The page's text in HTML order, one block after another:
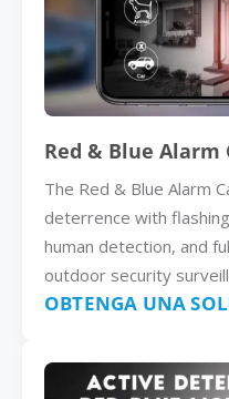
Red & Blue Alarm
The Red & Blue Alarm
deterrence with
human detection, and
outdoor security
OBTENGA UNA